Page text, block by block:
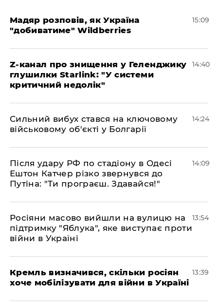
Мадяр розповів, як Україна
"добиватиме" Wildberries
15:09
Z-канал про знищення у Геленджику
глушилки Starlink: "У системи
критичний недолік"
14:40
Сильний вибух стався на ключовому
військовому об'єкті у Болгарії
14:24
Після удару РФ по стадіону в Одесі
Ештон Катчер різко звернувся до
Путіна: "Ти програєш. Здавайся!"
14:09
Росіяни масово вийшли на вулицю на
підтримку "Яблука", яке виступає проти
війни в Україні
13:54
Кремль визначився, скільки росіян
хоче мобілізувати для війни в Україні
13:39